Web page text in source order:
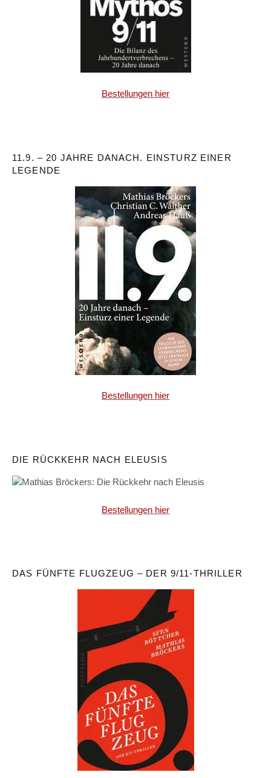
Bestellungen hier
11.9. – 20 JAHRE DANACH. EINSTURZ EINER
LEGENDE
Bestellungen hier
DIE RÜCKKEHR NACH ELEUSIS
Bestellungen hier
DAS FÜNFTE FLUGZEUG – DER 9/11-THRILLER